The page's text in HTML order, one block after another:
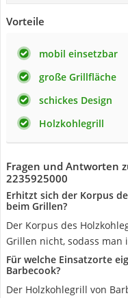
Vorteile
mobil einsetzbar
große Grillfläche
schickes Design
Holzkohlegrill
Fragen und Antworten
2235925000
Erhitzt sich der Korpus
beim Grillen?
Der Korpus des
Grillen nicht, sodass
Für welche Einsatzorte
Barbecook?
Der Holzkohlegrill von